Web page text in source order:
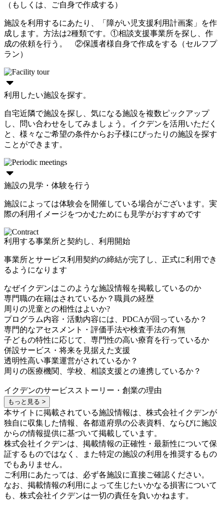
（もしくは、ご自身で作成する）
施設を利用するにあたり、「障がい児支援利用計画案」を作
成します。方法は2種類です。①相談支援事業所を探し、作
成の依頼を行う。 ②保護者様自身で作成をする（セルフプ
ラン）
利用したい施設を探す。
自宅近隣で施設を探し、気になる施設を複数ピックアップ
し、問い合わせをしてみましょう。イクデンを活用いただく
と、様々なご希望の条件からお子様にぴったりの施設を探す
ことができます。
施設の見学・体験を行う
施設によっては体験会を開催している場合がございます。実
際の利用イメージをつかむためにも見学がおすすめです
利用する事業所と契約し、利用開始
事業所とサービス利用契約の締結が完了し、正式に利用でき
るようになります
なぜイクデンはこのような施設情報を掲載しているのか
専門職の在籍はされているか？職員の経歴
周りの児童との相性はよいか?
プログラム内容・活動内容には、PDCAが回っているか？
専門的なアセスメント・評価手法や検査手法の有無
子どもの特性に応じて、専門性の高い療育を行っているか
併設サービス・将来を見据えた支援
透明性高い事業運営がされているか？
周りの医療機関、学校、相談支援との連携しているか？
イクデンのサービスストーリー・創業の理由
もっと見る >
本サイトに掲載されている施設情報は、株式会社イクデンが
独自に収集した情報、各都道府県の公表資料、ならびに施設
からの情報提供に基づいて掲載しています。
株式会社イクデンは、掲載情報の正確性・最新性について保
証するものではなく、また特定の施設の利用を推奨するもの
でもありません。
ご利用にあたっては、必ず各施設に直接ご確認ください。
なお、掲載情報の利用によって生じたいかなる損害について
も、株式会社イクデンは一切の責任を負いかねます。